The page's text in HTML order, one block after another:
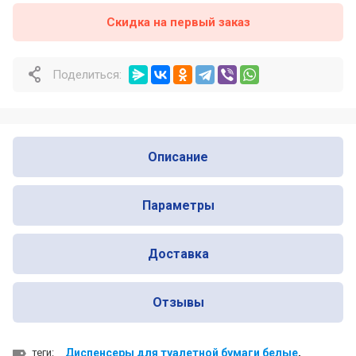
Почему профессионалы выбирают
Nofer для оснащения общественных
Поделиться:
Скидка на первый заказ
Описание
Параметры
Доставка
Отзывы
теги: Диспенсеры для туалетной бумаги белые,